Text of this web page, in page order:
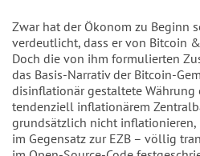
Zwar hat der Ökonom zu Beginn
verdeutlicht, dass er von Bitcoin
Doch die von ihm formulierten
das Basis-Narrativ der Bitcoin-
disinflationär gestaltete Währung
tendenziell inflationärem
grundsätzlich nicht
im Gegensatz zur EZB – völlig